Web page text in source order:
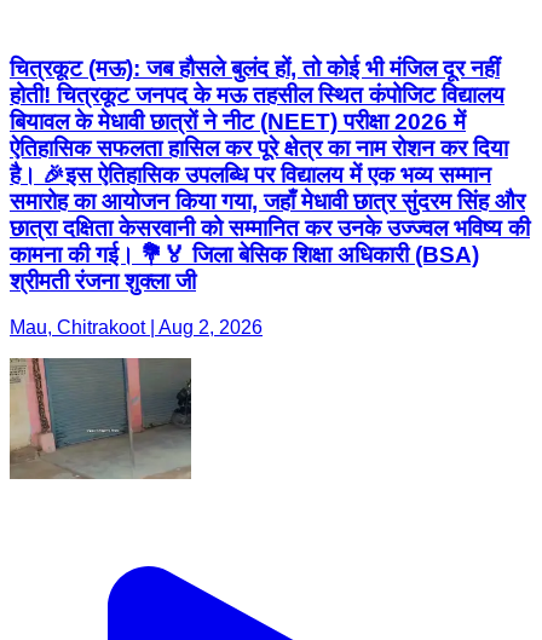
चित्रकूट (मऊ): जब हौसले बुलंद हों, तो कोई भी मंजिल दूर नहीं
होती! चित्रकूट जनपद के मऊ तहसील स्थित कंपोजिट विद्यालय
बियावल के मेधावी छात्रों ने नीट (NEET) परीक्षा 2026 में
ऐतिहासिक सफलता हासिल कर पूरे क्षेत्र का नाम रोशन कर दिया
है। 🎉 ​इस ऐतिहासिक उपलब्धि पर विद्यालय में एक भव्य सम्मान
समारोह का आयोजन किया गया, जहाँ मेधावी छात्र सुंदरम सिंह और
छात्रा दक्षिता केसरवानी को सम्मानित कर उनके उज्ज्वल भविष्य की
कामना की गई। 💐🏅 जिला बेसिक शिक्षा अधिकारी (BSA)
श्रीमती रंजना शुक्ला जी
Mau, Chitrakoot | Aug 2, 2026